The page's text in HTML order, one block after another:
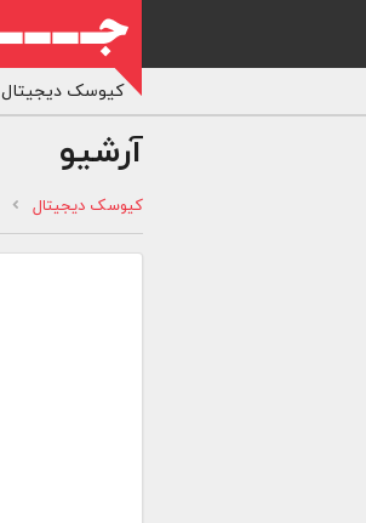
کیوسک دیجیتال
آرشیو
کیوسک دیجیتال